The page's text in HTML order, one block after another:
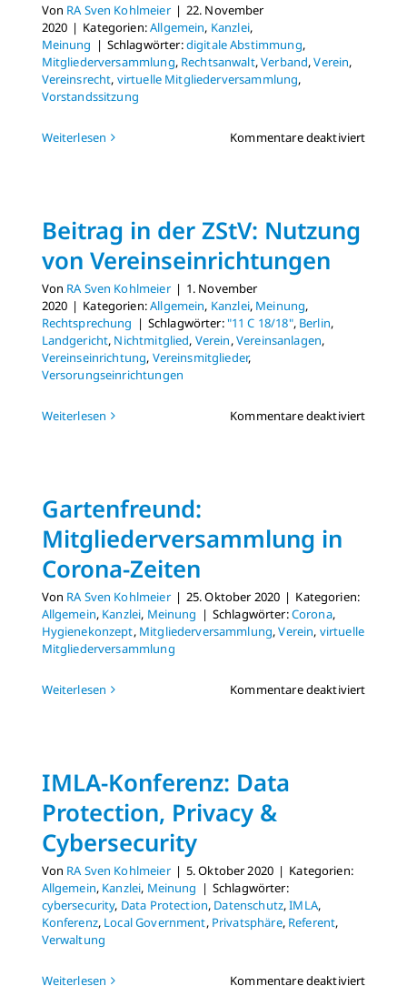
Von RA Sven Kohlmeier | 22. November
2020 | Kategorien:Allgemein, Kanzlei,
Meinung | Schlagwörter:digitale Abstimmung,
Mitgliederversammlung, Rechtsanwalt,Verband,Verein,
Vereinsrecht, virtuelle Mitgliederversammlung,
Vorstandssitzung
Weiterlesen Kommentare deaktiviertfür
Beitrag in der ZStV: Nutzung
von Vereinseinrichtungen
Von RA Sven Kohlmeier | 1. November
2020 | Kategorien:Allgemein, Kanzlei, Meinung,
Rechtsprechung | Schlagwörter:"11 C 18/18", Berlin,
Landgericht, Nichtmitglied, Verein,Vereinsanlagen,
Vereinseinrichtung, Vereinsmitglieder,
Versorungseinrichtungen
Weiterlesen Kommentare deaktiviertfür
Gartenfreund:
Mitgliederversammlung in
Corona-Zeiten
Von RA Sven Kohlmeier | 25. Oktober 2020 | Kategorien:
Allgemein, Kanzlei, Meinung | Schlagwörter:Corona,
Hygienekonzept, Mitgliederversammlung,Verein, virtuelle
Mitgliederversammlung
Weiterlesen Kommentare deaktiviertfür
IMLA-Konferenz: Data
Protection, Privacy &
Cybersecurity
Von RA Sven Kohlmeier | 5. Oktober 2020 | Kategorien:
Allgemein, Kanzlei, Meinung | Schlagwörter:
cybersecurity, Data Protection, Datenschutz,IMLA,
Konferenz, Local Government, Privatsphäre, Referent,
Verwaltung
Weiterlesen Kommentare deaktiviertfür